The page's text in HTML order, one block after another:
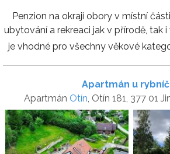
Penzion na okraji obory v místní
ubytování a rekreaci jak v přírodě, tak
je vhodné pro všechny věkové
Apartmán u
Apartmán Otín, Otín 181, 377 01